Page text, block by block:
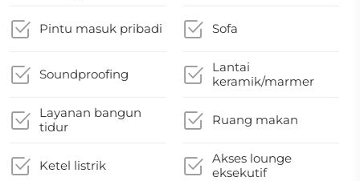
Pintu masuk pribadi Sofa
Soundproofing
Lantai
keramik/marmer
Layanan bangun
tidur
Ruang makan
Ketel listrik
Akses lounge
eksekutif